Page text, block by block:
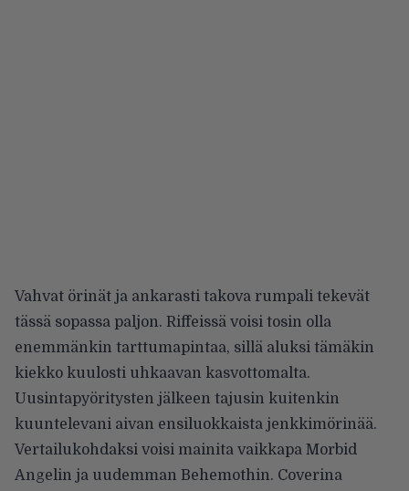
Vahvat örinät ja ankarasti takova rumpali tekevät
tässä sopassa paljon. Riffeissä voisi tosin olla
enemmänkin tarttumapintaa, sillä aluksi tämäkin
kiekko kuulosti uhkaavan kasvottomalta.
Uusintapyöritysten jälkeen tajusin kuitenkin
kuuntelevani aivan ensiluokkaista jenkkimörinää.
Vertailukohdaksi voisi mainita vaikkapa Morbid
Angelin ja uudemman Behemothin. Coverina